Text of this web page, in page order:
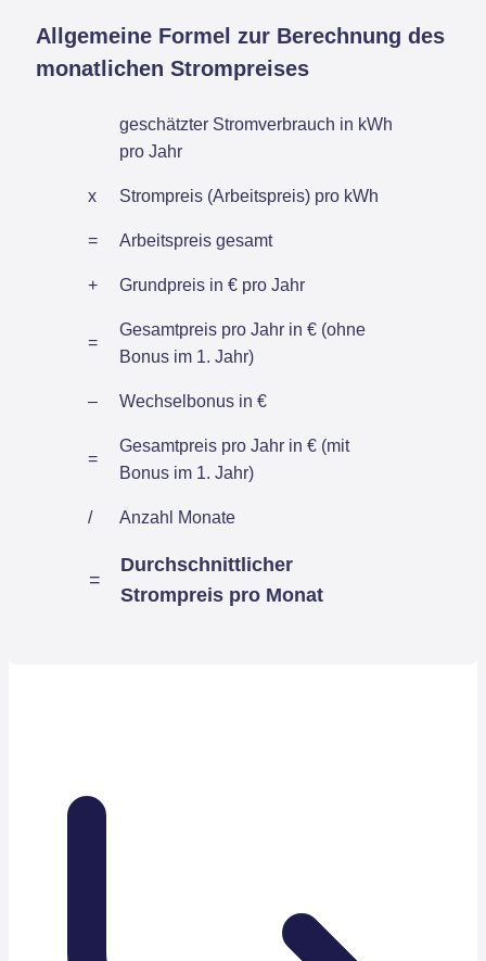
Allgemeine Formel zur Berechnung des
monatlichen Strompreises
geschätzter Stromverbrauch in kWh
pro Jahr
x Strompreis (Arbeitspreis) pro kWh
= Arbeitspreis gesamt
+ Grundpreis in € pro Jahr
=
Gesamtpreis pro Jahr in € (ohne
Bonus im 1. Jahr)
– Wechselbonus in €
=
Gesamtpreis pro Jahr in € (mit
Bonus im 1. Jahr)
/ Anzahl Monate
=
Durchschnittlicher
Strompreis pro Monat